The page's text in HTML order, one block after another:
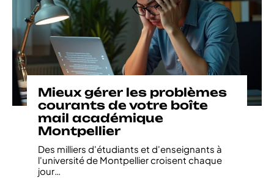
Mieux gérer les problèmes
courants de votre boîte
mail académique
Montpellier
Des milliers d'étudiants et d'enseignants à
l'université de Montpellier croisent chaque
jour…